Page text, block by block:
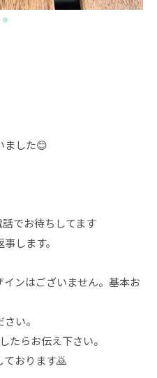
ました😊
でお待ちしてます
します。
ンはございません。基本お
い。
たらお伝え下さい。
おります🙇